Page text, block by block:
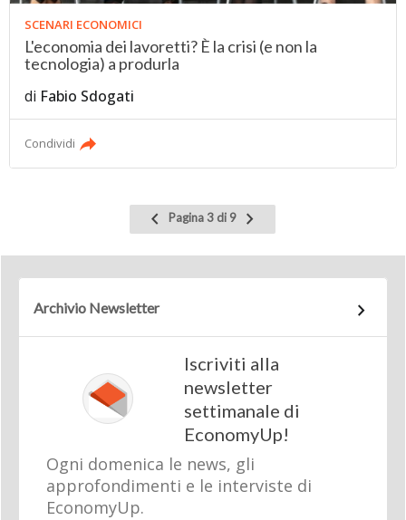
SCENARI ECONOMICI
L'economia dei lavoretti? È la crisi (e non la
tecnologia) a produrla
di Fabio Sdogati
Condividi
Pagina
precedente
Pagina 3 di 9
Pagina
successiva
Archivio Newsletter
Iscriviti alla
newsletter
settimanale di
EconomyUp!
Ogni domenica le news, gli
approfondimenti e le interviste di
EconomyUp.